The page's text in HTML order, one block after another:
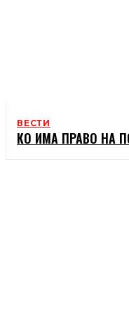
ВЕСТИ
КО ИМА ПРАВО НА